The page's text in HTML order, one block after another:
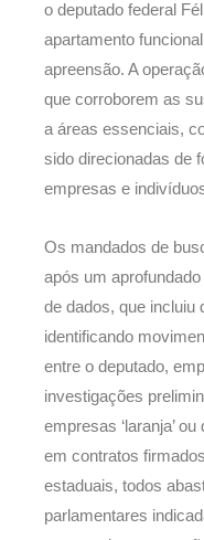
o deputado federal
apartamento
apreensão. A
que corroborem as
a áreas essenciais,
sido direcionadas de
empresas e
Os mandados de
após um
de dados, que incluiu
identificando
entre o deputado,
investigações
empresas ‘laranja’
em contratos
estaduais, todos
parlamentares